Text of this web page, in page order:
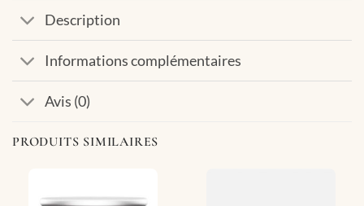
Description
Informations complémentaires
Avis (0)
PRODUITS SIMILAIRES